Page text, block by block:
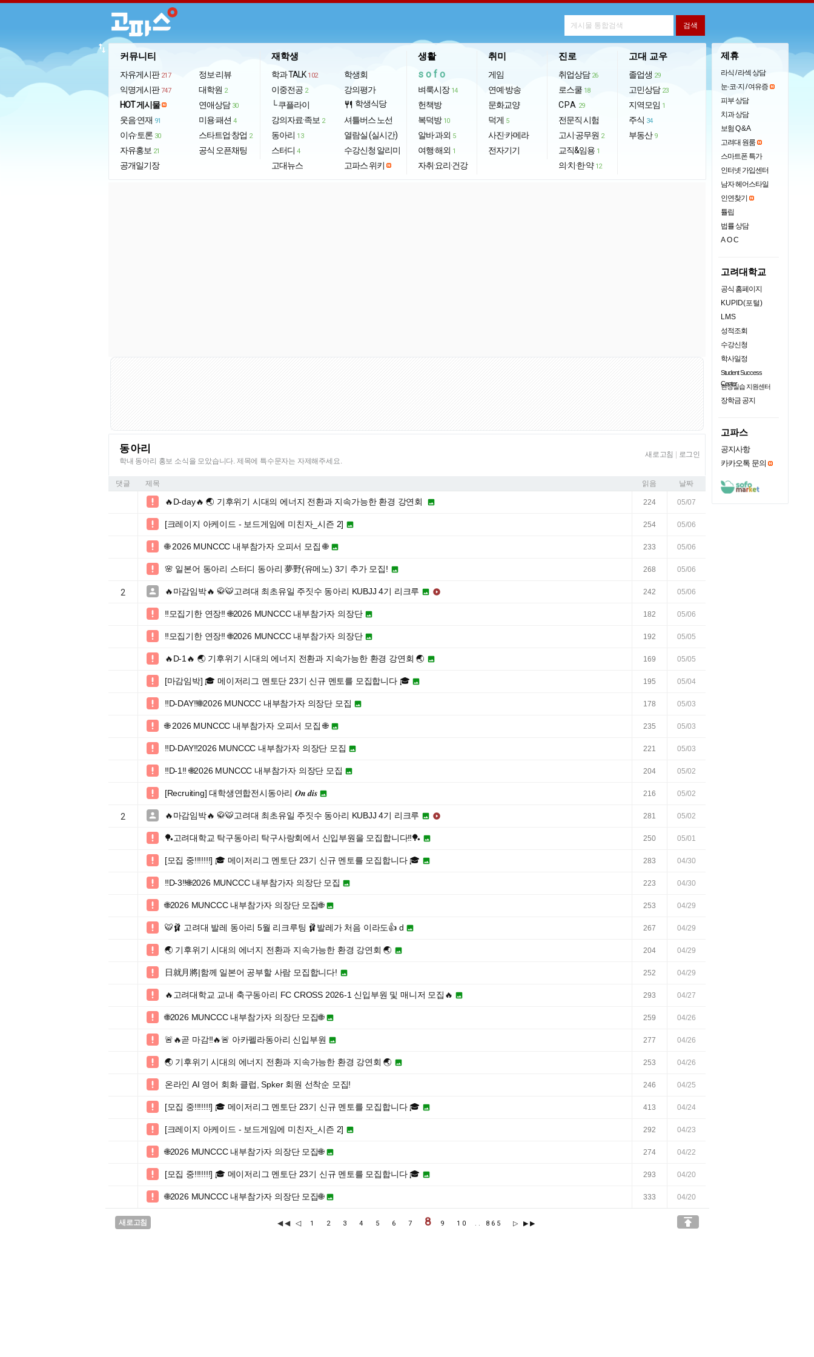
커뮤니티
자유게시판 217
익명게시판 747
HOT 게시물
웃음·연재 91
이슈·토론 30
자유홍보 21
공개일기장
정보·리뷰
대학원 2
연애상담 30
미용·패션 4
스타트업·창업 2
공식 오픈채팅
재학생
학과 TALK 102
이중전공 2
└ 쿠플라이
강의자료·족보 2
동아리 13
스터디 4
고대뉴스
학생회
강의평가
restaurant 학생식당
셔틀버스 노선
열람실 (실시간)
수강신청 알리미
고파스 위키
생활
sofo
벼룩시장 14
헌책방
복덕방 10
알바·과외 5
여행·해외 1
자취·요리·건강
취미
게임
연예·방송
문화교양
덕게 5
사진·카메라
전자기기
진로
취업상담 26
로스쿨 18
CPA 29
전문직 시험
고시·공무원 2
교직&임용 1
의·치·한·약 12
고대 교우
졸업생 29
고민상담 23
지역모임 1
주식 34
부동산 9
import_export
동아리
학내 동아리 홍보 소식을 모았습니다. 제목에 특수문자는 자제해주세요.
새로고침 로그인
댓글 제목 읽음 날짜
 🔥D-day🔥 🌏 기후위기 시대의 에너지 전환과 지속가능한 환경 강연회   224 05/07
 [크레이지 아케이드 - 보드게임에 미친자_시즌 2]  254 05/06
 🌐 2026 MUNCCC 내부참가자 오피서 모집 🌐  233 05/06
 🌸 일본어 동아리 스터디 동아리 夢野(유메노) 3기 추가 모집!  268 05/06
2  🔥마감임박🔥 🥋🐯고려대 최초유일 주짓수 동아리 KUBJJ 4기 리크루   242 05/06
 ‼️모집기한 연장‼️ 🌐2026 MUNCCC 내부참가자 의장단  182 05/06
 ‼️모집기한 연장‼️ 🌐2026 MUNCCC 내부참가자 의장단  192 05/05
 🔥D-1🔥 🌏 기후위기 시대의 에너지 전환과 지속가능한 환경 강연회 🌏  169 05/05
 [마감임박] 🎓 메이저리그 멘토단 23기 신규 멘토를 모집합니다 🎓  195 05/04
 ‼️D-DAY‼️🌐2026 MUNCCC 내부참가자 의장단 모집  178 05/03
 🌐 2026 MUNCCC 내부참가자 오피서 모집 🌐  235 05/03
 ‼️D-DAY‼️2026 MUNCCC 내부참가자 의장단 모집  221 05/03
 ‼️D-1‼️ 🌐2026 MUNCCC 내부참가자 의장단 모집  204 05/02
 [Recruiting] 대학생연합전시동아리 𝑶𝒏 𝒅𝒊𝒔  216 05/02
2  🔥마감임박🔥 🥋🐯고려대 최초유일 주짓수 동아리 KUBJJ 4기 리크루   281 05/02
 🏓고려대학교 탁구동아리 탁구사랑회에서 신입부원을 모집합니다‼️🏓  250 05/01
 [모집 중!!!!!!!] 🎓 메이저리그 멘토단 23기 신규 멘토를 모집합니다 🎓  283 04/30
 ‼️D-3‼️🌐2026 MUNCCC 내부참가자 의장단 모집  223 04/30
 🌐2026 MUNCCC 내부참가자 의장단 모집🌐  253 04/29
 🐯🩰 고려대 발레 동아리 5월 리크루팅 🩰발레가 처음 이라도👍 d  267 04/29
 🌏 기후위기 시대의 에너지 전환과 지속가능한 환경 강연회 🌏  204 04/29
 日就月將|함께 일본어 공부할 사람 모집합니다!  252 04/29
 🔥고려대학교 교내 축구동아리 FC CROSS 2026-1 신입부원 및 매니저 모집🔥  293 04/27
 🌐2026 MUNCCC 내부참가자 의장단 모집🌐  259 04/26
 🚨🔥곧 마감‼️🔥🚨 아카펠라동아리 신입부원  277 04/26
 🌏 기후위기 시대의 에너지 전환과 지속가능한 환경 강연회 🌏  253 04/26
 온라인 AI 영어 회화 클럽, Spker 회원 선착순 모집! 246 04/25
 [모집 중!!!!!!!] 🎓 메이저리그 멘토단 23기 신규 멘토를 모집합니다 🎓  413 04/24
 [크레이지 아케이드 - 보드게임에 미친자_시즌 2]  292 04/23
 🌐2026 MUNCCC 내부참가자 의장단 모집🌐  274 04/22
 [모집 중!!!!!!!] 🎓 메이저리그 멘토단 23기 신규 멘토를 모집합니다 🎓  293 04/20
 🌐2026 MUNCCC 내부참가자 의장단 모집🌐  333 04/20
새로고침 ◀◀ ◁ 1 2 3 4 5 6 7 8 9 10 .. 865 ▷ ▶▶ 
제휴
라식 / 라섹 상담
눈·코·지 / 여유증
피부 상담
치과 상담
보험 Q & A
고려대 원룸
스마트폰 특가
인터넷 가입센터
남자 헤어스타일
인연찾기
튤립
법률 상담
AOC
고려대학교
공식 홈페이지
KUPID(포털)
LMS
성적조회
수강신청
학사일정
Student Success
Center
현장실습 지원센터
장학금 공지
고파스
공지사항
카카오톡 문의